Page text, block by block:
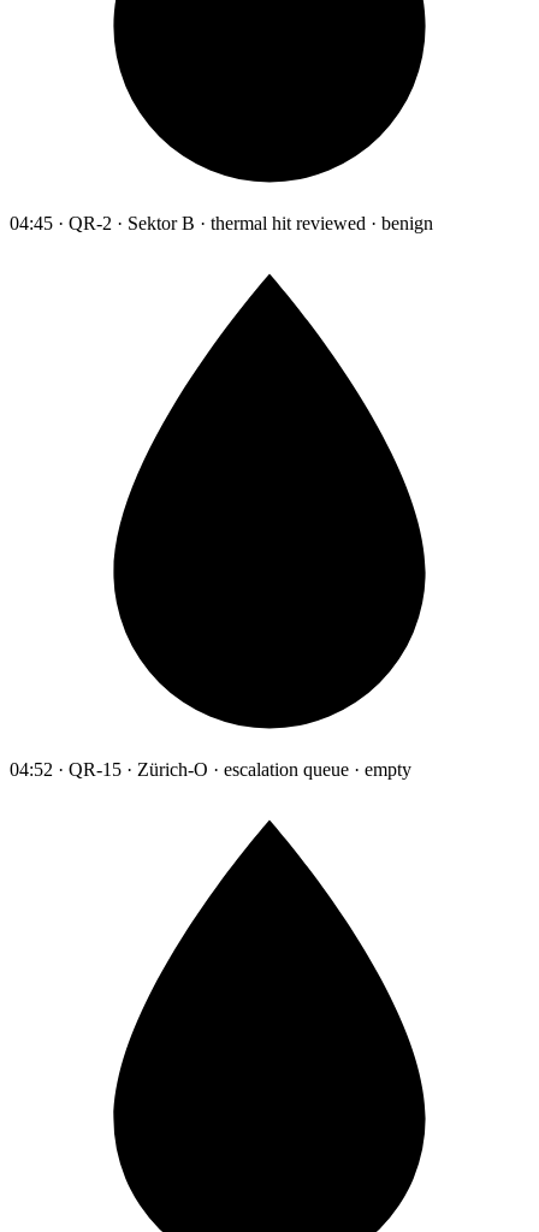
04:45 · QR-2 · Sektor B · thermal hit reviewed · benign
04:52 · QR-15 · Zürich-O · escalation queue · empty